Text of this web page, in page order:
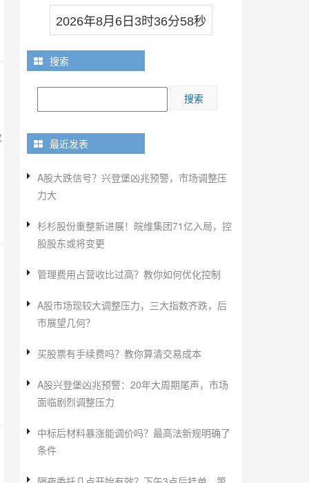
2026年8月6日3时36分59秒
搜索
最近发表
A股大跌信号？兴登堡凶兆预警，市场调整压
力大
杉杉股份重整新进展！皖维集团71亿入局，控
股股东或将变更
管理费用占营收比过高？教你如何优化控制
A股市场现较大调整压力，三大指数齐跌，后
市展望几何？
买股票有手续费吗？教你算清交易成本
A股兴登堡凶兆预警：20年大周期尾声，市场
面临剧烈调整压力
中标后材料暴涨能调价吗？最高法新规明确了
条件